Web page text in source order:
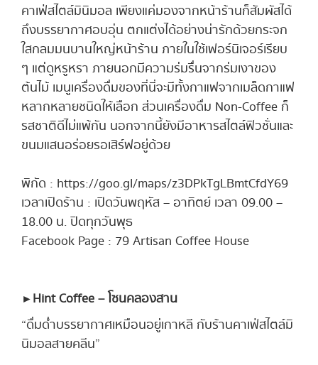
คาเฟ่สไตล์มินิมอล เพียงแค่มองจากหน้าร้านก็สัมผัสได้
ถึงบรรยากาศอบอุ่น ตกแต่งได้อย่างน่ารักด้วยกระจก
ใสกลมมนบานใหญ่หน้าร้าน ภายในใช้เฟอร์นิเจอร์เรียบ
ๆ แต่ดูหรูหรา ภายนอกมีความร่มรื่นจากร่มเงาของ
ต้นไม้ เมนูเครื่องดื่มของที่นี่จะมีทั้งกาแฟจากเมล็ดกาแฟ
หลากหลายชนิดให้เลือก ส่วนเครื่องดื่ม Non-Coffee ก็
รสชาติดีไม่แพ้กัน นอกจากนี้ยังมีอาหารสไตล์ฟิวชั่นและ
ขนมแสนอร่อยรอเสิร์ฟอยู่ด้วย
พิกัด : https://goo.gl/maps/z3DPkTgLBmtCfdY69
เวลาเปิดร้าน : เปิดวันพฤหัส – อาทิตย์ เวลา 09.00 –
18.00 น. ปิดทุกวันพุธ
Facebook Page : 79 Artisan Coffee House
► Hint Coffee – โซนคลองสาน
“ดื่มด่ำบรรยากาศเหมือนอยู่เกาหลี กับร้านคาเฟ่สไตล์มิ
นิมอลสายคลีน”